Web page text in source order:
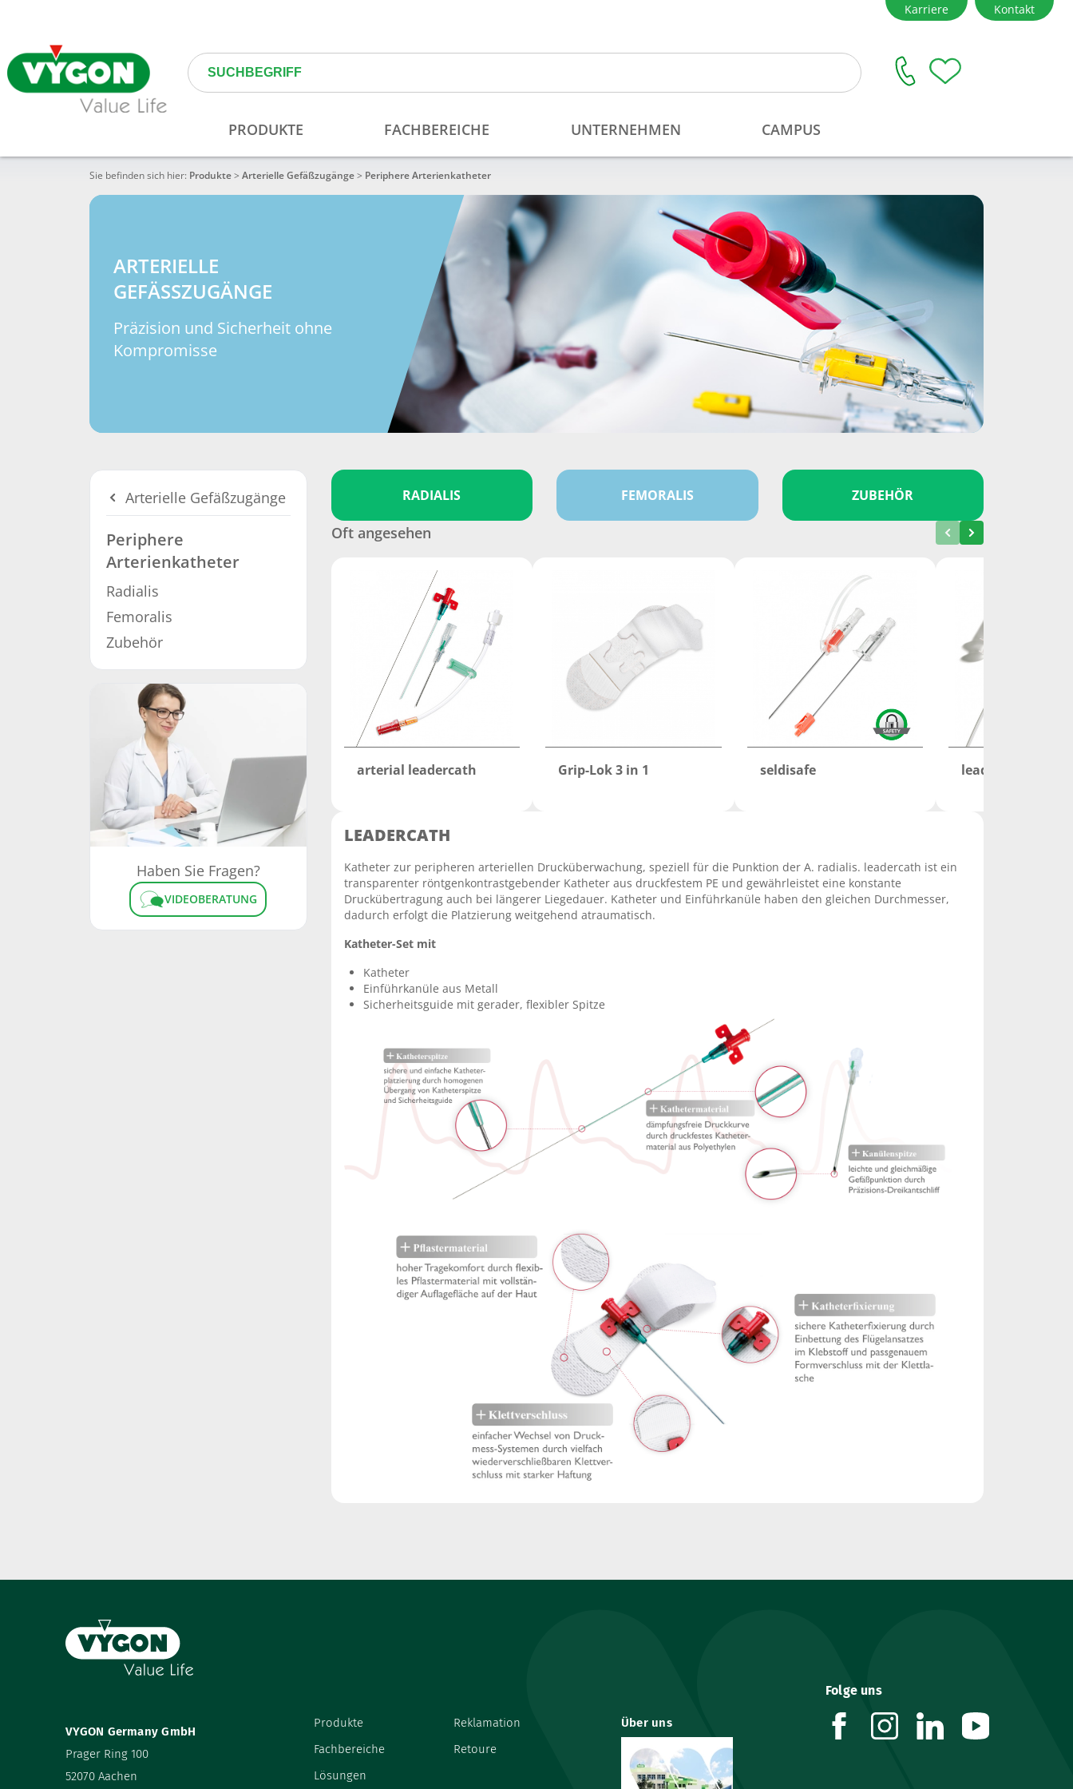
Sie befinden sich hier: Produkte> Arterielle Gefäßzugänge> Periphere Arterienkatheter
ARTERIELLE
GEFÄSSZUGÄNGE
Präzision und Sicherheit ohne
Kompromisse
Arterielle Gefäßzugänge
Periphere
Arterienkatheter
Radialis
Femoralis
Zubehör
Haben Sie Fragen?
VIDEOBERATUNG
RADIALIS FEMORALIS ZUBEHÖR
Oft angesehen
arterial leadercath Grip-Lok 3 in 1 seldisafe leadercath
LEADERCATH
Katheter zur peripheren arteriellen Drucküberwachung, speziell für die Punktion der A. radialis. leadercath ist ein
transparenter röntgenkontrastgebender Katheter aus druckfestem PE und gewährleistet eine konstante
Druckübertragung auch bei längerer Liegedauer. Katheter und Einführkanüle haben den gleichen Durchmesser,
dadurch erfolgt die Platzierung weitgehend atraumatisch.
Katheter-Set mit
Katheter
Einführkanüle aus Metall
Sicherheitsguide mit gerader, flexibler Spitze
VYGON Germany GmbH
Prager Ring 100
52070 Aachen
Produkte
Fachbereiche
Lösungen
Reklamation
Retoure
Über uns
Folge uns